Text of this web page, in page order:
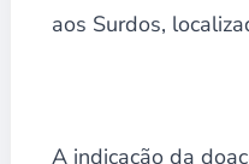
aos Surdos,
A indicação da